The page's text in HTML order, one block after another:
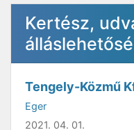
Kertész,
Tengely-Közmű
Eger
2021. 04. 01.